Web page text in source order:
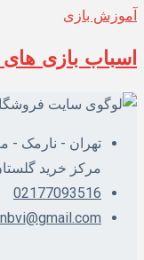
آموزش بازی
اسباب بازی
تهران - نارمک -
مرکز خرید
02177093516